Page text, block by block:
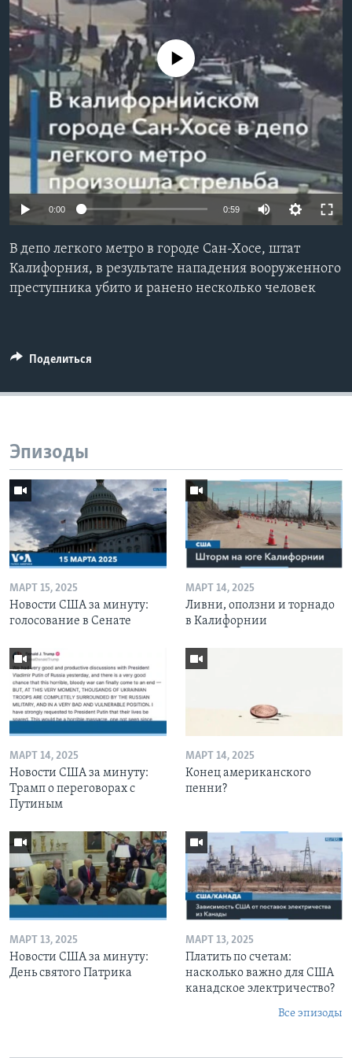
Learning English
СОЦИАЛЬНЫЕ СЕТИ
Языки
No media source currently available
0:00 0:59
В депо легкого метро в городе Сан-Хосе, штат
Калифорния, в результате нападения вооруженного
преступника убито и ранено несколько человек
Поделиться
Эпизоды
МАРТ 15, 2025
Новости США за минуту:
голосование в Сенате
МАРТ 14, 2025
Ливни, оползни и торнадо
в Калифорнии
МАРТ 14, 2025
Новости США за минуту:
Трамп о переговорах с
Путиным
МАРТ 14, 2025
Конец американского
пенни?
МАРТ 13, 2025
Новости США за минуту:
День святого Патрика
МАРТ 13, 2025
Платить по счетам:
насколько важно для США
канадское электричество?
Все эпизоды